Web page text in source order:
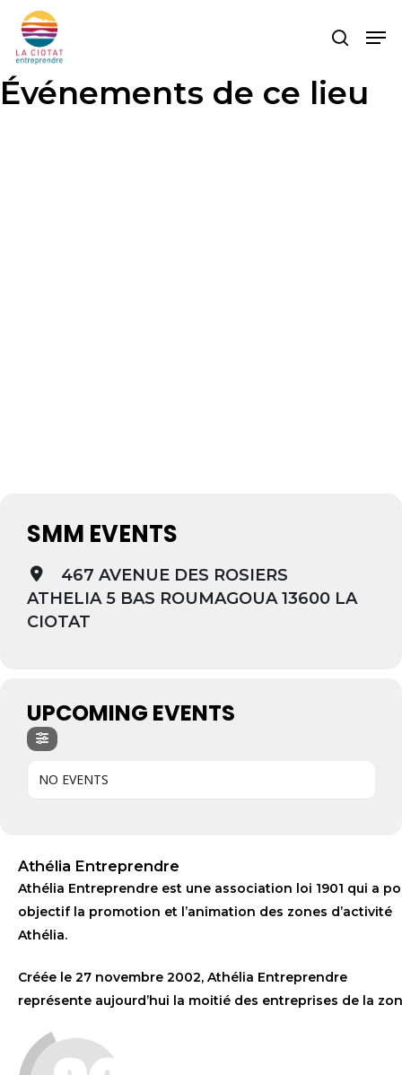
main
content
search
Événements de ce lieu
SMM EVENTS
467 AVENUE DES ROSIERS
ATHELIA 5 BAS ROUMAGOUA 13600 LA
CIOTAT
UPCOMING EVENTS
NO EVENTS
Athélia Entreprendre
Athélia Entreprendre est une association loi 1901 qui a
objectif la promotion et l’animation des zones d’activité
Athélia.
Créée le 27 novembre 2002, Athélia Entreprendre
représente aujourd’hui la moitié des entreprises de la